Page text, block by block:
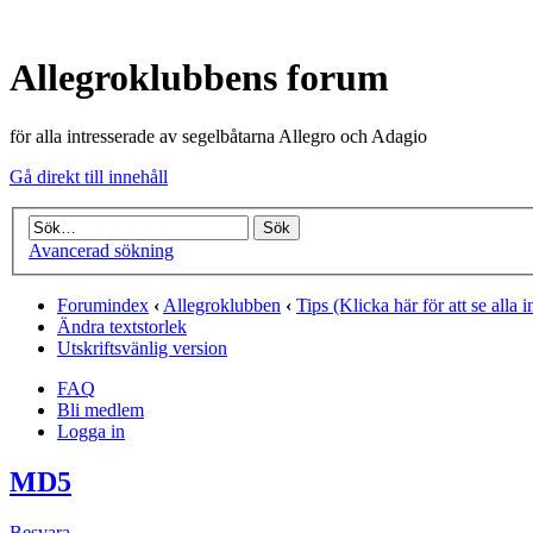
Allegroklubbens forum
för alla intresserade av segelbåtarna Allegro och Adagio
Gå direkt till innehåll
Avancerad sökning
Forumindex ‹Allegroklubben ‹ Tips (Klicka här för att se alla
Ändra textstorlek
Utskriftsvänlig version
FAQ
Bli medlem
Logga in
MD5